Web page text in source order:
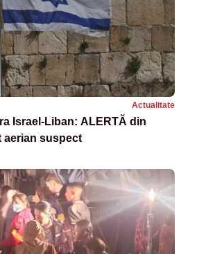
Actualitate
Israel-Liban: ALERTĂ din
aerian suspect